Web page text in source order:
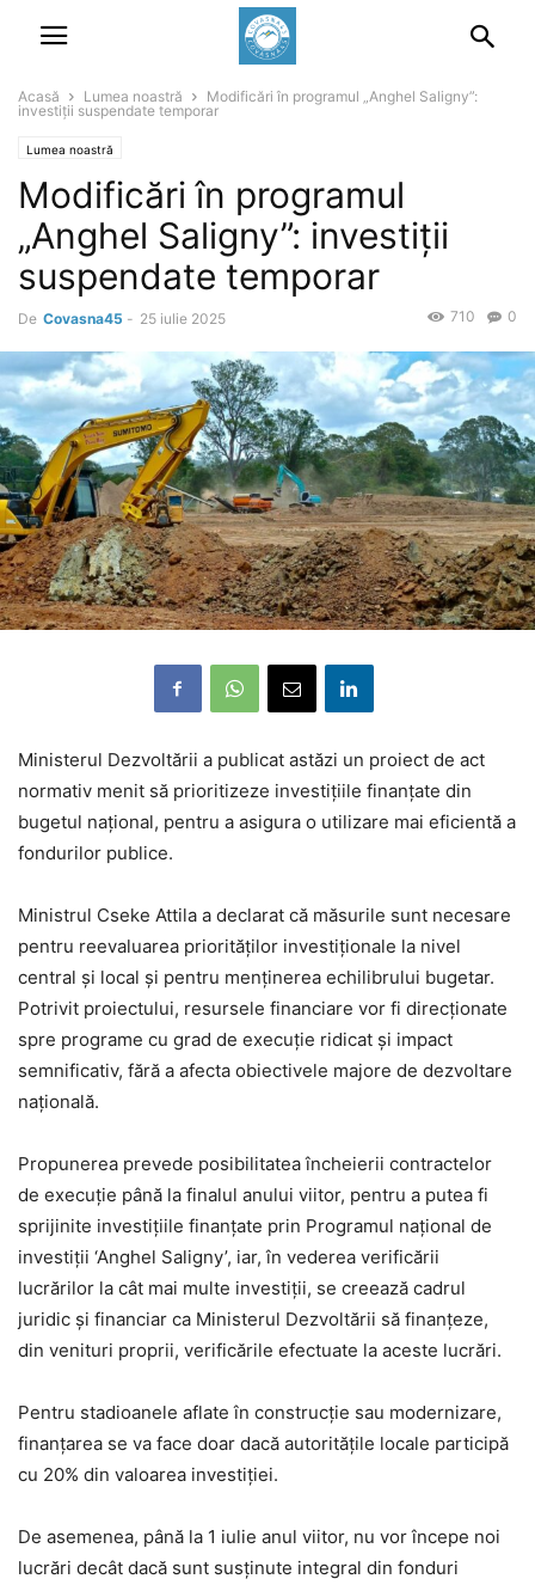
Acasă Lumea noastră
Modificări în programul „Anghel Saligny”:
investiții suspendate temporar
Lumea noastră
Modificări în programul
„Anghel Saligny”: investiții
suspendate temporar
De Covasna45 - 25 iulie 2025 0
710
Ministerul Dezvoltării a publicat astăzi un proiect de act
normativ menit să prioritizeze investițiile finanțate din
bugetul național, pentru a asigura o utilizare mai eficientă a
fondurilor publice.
Ministrul Cseke Attila a declarat că măsurile sunt necesare
pentru reevaluarea priorităților investiționale la nivel
central și local și pentru menținerea echilibrului bugetar.
Potrivit proiectului, resursele financiare vor fi direcționate
spre programe cu grad de execuție ridicat și impact
semnificativ, fără a afecta obiectivele majore de dezvoltare
națională.
Propunerea prevede posibilitatea încheierii contractelor
de execuție până la finalul anului viitor, pentru a putea fi
sprijinite investițiile finanțate prin Programul național de
investiții ‘Anghel Saligny’, iar, în vederea verificării
lucrărilor la cât mai multe investiții, se creează cadrul
juridic și financiar ca Ministerul Dezvoltării să finanțeze,
din venituri proprii, verificările efectuate la aceste lucrări.
Pentru stadioanele aflate în construcție sau modernizare,
finanțarea se va face doar dacă autoritățile locale participă
cu 20% din valoarea investiției.
De asemenea, până la 1 iulie anul viitor, nu vor începe noi
lucrări decât dacă sunt susținute integral din fonduri